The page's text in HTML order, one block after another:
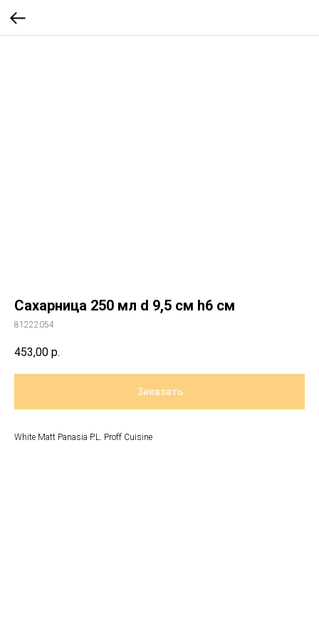
Сахарница 250 мл d 9,5 см h6 см
81222054
453,00 р.
Заказать
White Matt Panasia P.L. Proff Cuisine